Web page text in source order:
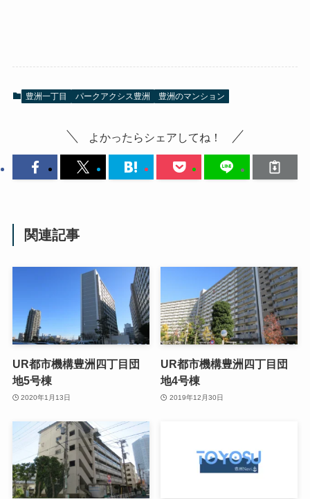
豊洲一丁目 パークアクシス豊洲 豊洲のマンション
よかったらシェアしてね！
関連記事
UR都市機構豊洲四丁目団
地5号棟
2020年1月13日
UR都市機構豊洲四丁目団
地4号棟
2019年12月30日